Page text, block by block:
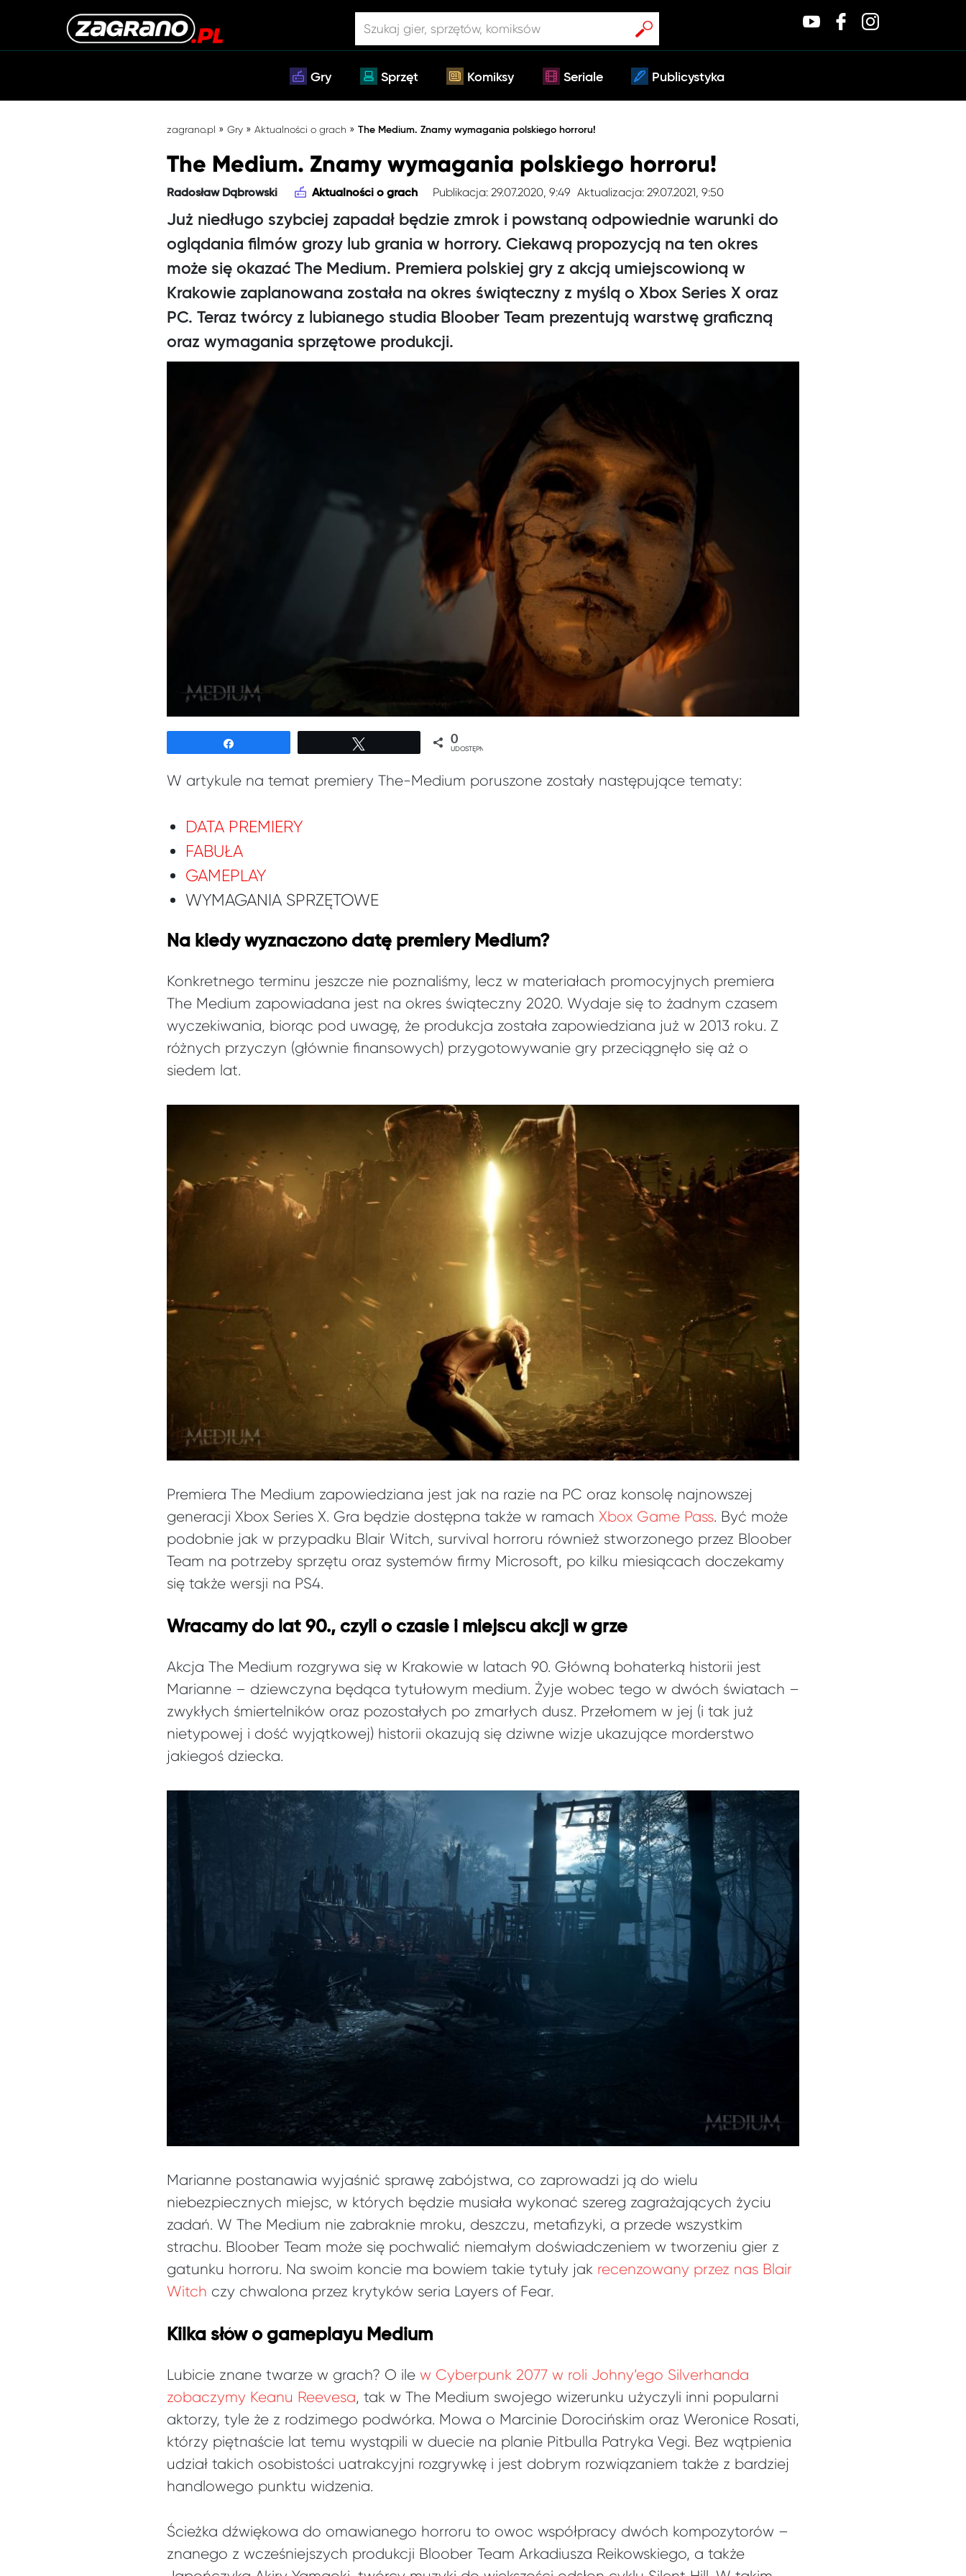
Gry Sprzęt Komiksy Seriale Publicystyka
zagrano.pl » Gry » Aktualności o grach » The Medium. Znamy wymagania polskiego horroru!
The Medium. Znamy wymagania polskiego horroru!
Radosław Dąbrowski Aktualności o grach Publikacja: 29.07.2020, 9:49 Aktualizacja: 29.07.2021, 9:50
Już niedługo szybciej zapadał będzie zmrok i powstaną odpowiednie warunki do
oglądania filmów grozy lub grania w horrory. Ciekawą propozycją na ten okres
może się okazać The Medium. Premiera polskiej gry z akcją umiejscowioną w
Krakowie zaplanowana została na okres świąteczny z myślą o Xbox Series X oraz
PC. Teraz twórcy z lubianego studia Bloober Team prezentują warstwę graficzną
oraz wymagania sprzętowe produkcji.
0
UDOSTĘPNIEŃ
W artykule na temat premiery The-Medium poruszone zostały następujące tematy:
DATA PREMIERY
FABUŁA
GAMEPLAY
WYMAGANIA SPRZĘTOWE
Na kiedy wyznaczono datę premiery Medium?
Konkretnego terminu jeszcze nie poznaliśmy, lecz w materiałach promocyjnych premiera
The Medium zapowiadana jest na okres świąteczny 2020. Wydaje się to żadnym czasem
wyczekiwania, biorąc pod uwagę, że produkcja została zapowiedziana już w 2013 roku. Z
różnych przyczyn (głównie finansowych) przygotowywanie gry przeciągnęło się aż o
siedem lat.
Premiera The Medium zapowiedziana jest jak na razie na PC oraz konsolę najnowszej
generacji Xbox Series X. Gra będzie dostępna także w ramach Xbox Game Pass. Być może
podobnie jak w przypadku Blair Witch, survival horroru również stworzonego przez Bloober
Team na potrzeby sprzętu oraz systemów firmy Microsoft, po kilku miesiącach doczekamy
się także wersji na PS4.
Wracamy do lat 90., czyli o czasie i miejscu akcji w grze
Akcja The Medium rozgrywa się w Krakowie w latach 90. Główną bohaterką historii jest
Marianne – dziewczyna będąca tytułowym medium. Żyje wobec tego w dwóch światach –
zwykłych śmiertelników oraz pozostałych po zmarłych dusz. Przełomem w jej (i tak już
nietypowej i dość wyjątkowej) historii okazują się dziwne wizje ukazujące morderstwo
jakiegoś dziecka.
Marianne postanawia wyjaśnić sprawę zabójstwa, co zaprowadzi ją do wielu
niebezpiecznych miejsc, w których będzie musiała wykonać szereg zagrażających życiu
zadań. W The Medium nie zabraknie mroku, deszczu, metafizyki, a przede wszystkim
strachu. Bloober Team może się pochwalić niemałym doświadczeniem w tworzeniu gier z
gatunku horroru. Na swoim koncie ma bowiem takie tytuły jak recenzowany przez nas Blair
Witch czy chwalona przez krytyków seria Layers of Fear.
Kilka słów o gameplayu Medium
Lubicie znane twarze w grach? O ile w Cyberpunk 2077 w roli Johny’ego Silverhanda
zobaczymy Keanu Reevesa, tak w The Medium swojego wizerunku użyczyli inni popularni
aktorzy, tyle że z rodzimego podwórka. Mowa o Marcinie Dorocińskim oraz Weronice Rosati,
którzy piętnaście lat temu wystąpili w duecie na planie Pitbulla Patryka Vegi. Bez wątpienia
udział takich osobistości uatrakcyjni rozgrywkę i jest dobrym rozwiązaniem także z bardziej
handlowego punktu widzenia.
Ścieżka dźwiękowa do omawianego horroru to owoc współpracy dwóch kompozytorów –
znanego z wcześniejszych produkcji Bloober Team Arkadiusza Reikowskiego, a także